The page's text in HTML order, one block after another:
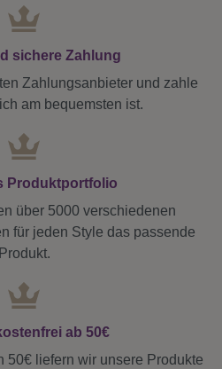
sichere Zahlung
Zahlungsanbieter und zahle
am bequemsten ist.
Produktportfolio
über 5000 verschiedenen
für jeden Style das passende
Produkt.
ab 50€
50€ liefern wir unsere Produkte